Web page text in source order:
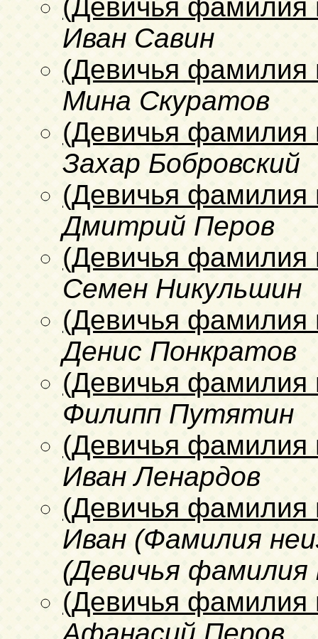
(Девичья фамилия
Иван Савин
(Девичья фамилия
Мина Скуратов
(Девичья фамилия
Захар Бобровский
(Девичья фамилия
Дмитрий Перов
(Девичья фамилия
Семен Никульшин
(Девичья фамилия
Денис Понкратов
(Девичья фамилия
Филипп Путятин
(Девичья фамилия
Иван Ленардов
(Девичья фамилия
Иван (Фамилия
(Девичья фамилия
(Девичья фамилия
Афанасий Перов